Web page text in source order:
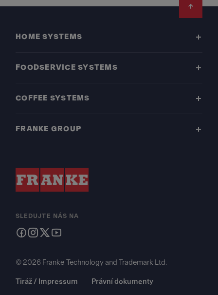
HOME SYSTEMS
FOODSERVICE SYSTEMS
COFFEE SYSTEMS
FRANKE GROUP
SLEDUJTE NÁS NA
© 2026 Franke Technology and Trademark Ltd.
Tiráž / Impressum Právní dokumenty